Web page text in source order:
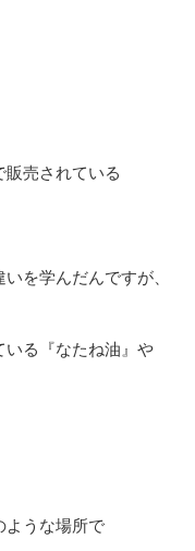
売されている
を学んだんですが、
いる『なたね油』や
ような場所で